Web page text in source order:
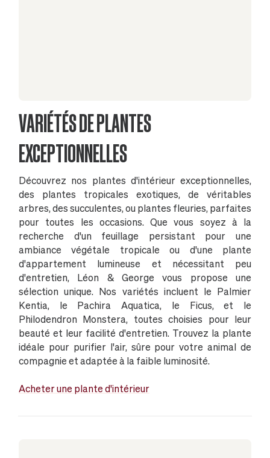
VARIÉTÉS DE PLANTES
EXCEPTIONNELLES
Découvrez nos plantes d'intérieur exceptionnelles,
des plantes tropicales exotiques, de véritables
arbres, des succulentes, ou plantes fleuries, parfaites
pour toutes les occasions. Que vous soyez à la
recherche d'un feuillage persistant pour une
ambiance végétale tropicale ou d'une plante
d'appartement lumineuse et nécessitant peu
d'entretien, Léon & George vous propose une
sélection unique. Nos variétés incluent le Palmier
Kentia, le Pachira Aquatica, le Ficus, et le
Philodendron Monstera, toutes choisies pour leur
beauté et leur facilité d'entretien. Trouvez la plante
idéale pour purifier l'air, sûre pour votre animal de
compagnie et adaptée à la faible luminosité.
Acheter une plante d'intérieur